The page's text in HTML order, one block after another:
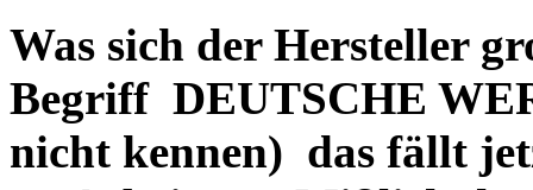
Was sich der Hersteller
Begriff DEUTSCHE
nicht kennen) das fällt